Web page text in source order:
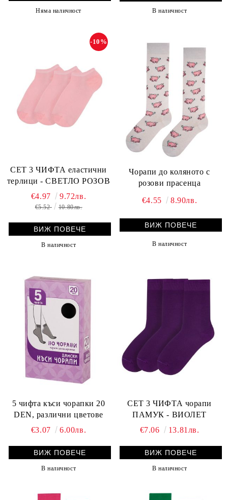
Няма наличност В наличност
СЕТ 3 ЧИФТА еластични
терлици - СВЕТЛО РОЗОВ
-10%
€4.97 9.72лв.
€5.52 10.80лв.
ВИЖ ПОВЕЧЕ
В наличност
Чорапи до коляното с
розови прасенца
€4.55
8.90лв.
ВИЖ ПОВЕЧЕ
В наличност
5 чифта къси чорапки 20
DEN, различни цветове
€3.07
6.00лв.
ВИЖ ПОВЕЧЕ
В наличност
СЕТ 3 ЧИФТА чорапи
ПАМУК - ВИОЛЕТ
€7.06
13.81лв.
ВИЖ ПОВЕЧЕ
В наличност